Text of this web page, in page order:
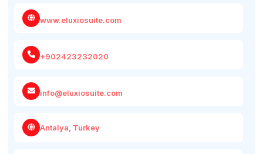
www.eluxiosuite.com
+902423232020
info@eluxiosuite.com
Antalya, Turkey